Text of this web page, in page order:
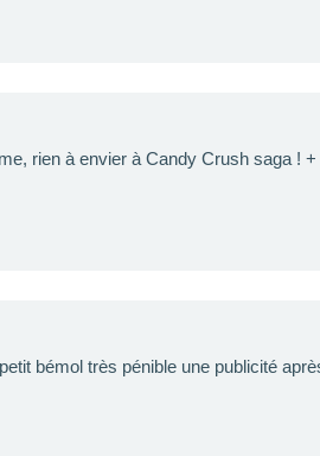
rien à envier à Candy Crush saga !
bémol très pénible une publicité